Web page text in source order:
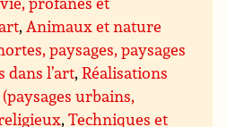
,Animaux et nature
paysages, paysages
dans l’art,Réalisations
urbains,
,Techniques et